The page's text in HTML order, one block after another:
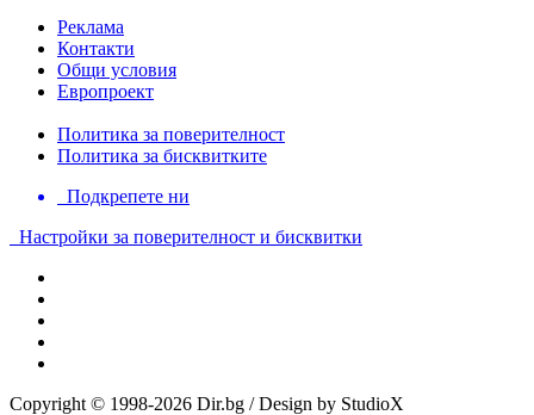
Реклама
Контакти
Общи условия
Европроект
Политика за поверителност
Политика за бисквитките
Подкрепете ни
Настройки за поверителност и бисквитки
Copyright © 1998-2026 Dir.bg / Design by StudioX